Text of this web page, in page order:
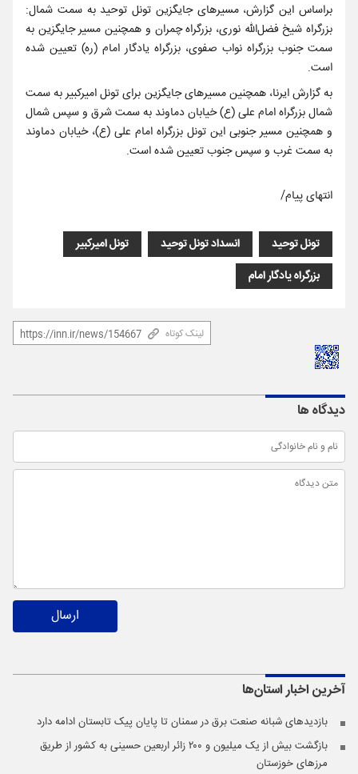
ب️راساس این گزارش، مسیرهای جایگزین تونل توحید به سمت شمال:️
بزرگراه شیخ فضل‌الله نوری، ️بزرگراه چمران و همچنین ️مسیر جایگزین به
سمت جنوب بزرگراه نواب صفوی، ️بزرگراه یادگار امام (ره) تعیین شده
است.
به گزارش ایرنا، ه️مچنین مسیرهای جایگزین برای تونل امیرکبیر به سمت
شمال بزرگراه امام علی (ع) خیابان دماوند به سمت شرق و سپس شمال
و همچنین مسیر جنوبی این تونل بزرگراه امام علی (ع)، ️خیابان دماوند
به سمت غرب و سپس جنوب تعیین شده است.
انتهای پیام/
تونل توحید انسداد تونل توحید
تونل‌ امیرکبیر
بزرگراه یادگار امام
لینک کوتاه
دیدگاه ها
ارسال
آخرین اخباراستان‌ها
بازدیدهای شبانه صنعت برق در سمنان تا پایان پیک تابستان ادامه دارد
بازگشت بیش از یک میلیون و ۲۰۰ زائر اربعین حسینی به کشور از طریق
مرز‌های خوزستان